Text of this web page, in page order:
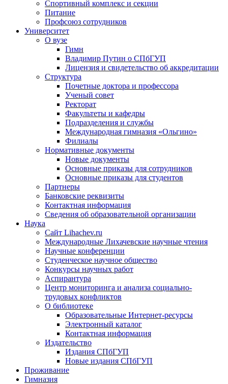
Спортивный комплекс и секции
Питание
Профсоюз сотрудников
Университет
О вузе
Гимн
Владимир Путин о СПбГУП
Лицензия и свидетельство об аккредитации
Структура
Почетные доктора и профессора
Ученый совет
Ректорат
Факультеты и кафедры
Подразделения и службы
Международная гимназия «Ольгино»
Филиалы
Нормативные документы
Новые документы
Основные приказы для сотрудников
Основные приказы для студентов
Партнеры
Банковские реквизиты
Контактная информация
Сведения об образовательной организации
Наука
Сайт Lihachev.ru
Международные Лихачевские научные чтения
Научные конференции
Студенческое научное общество
Конкурсы научных работ
Аспирантура
Центр мониторинга и анализа социально-
трудовых конфликтов
О библиотеке
Образовательные Интернет-ресурсы
Электронный каталог
Контактная информация
Издательство
Издания СПбГУП
Новые издания СПбГУП
Проживание
Гимназия